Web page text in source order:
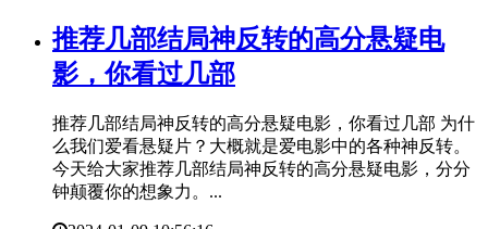
​推荐几部结局神反转的高分悬疑电
影，你看过几部
推荐几部结局神反转的高分悬疑电影，你看过几部 为什
么我们爱看悬疑片？大概就是爱电影中的各种神反转。
今天给大家推荐几部结局神反转的高分悬疑电影，分分
钟颠覆你的想象力。...